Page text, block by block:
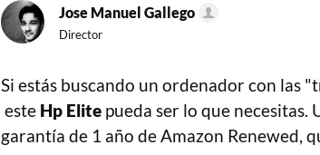
Jose Manuel Gallego
Director
Si estás buscando un ordenador con las
este Hp Elite pueda ser lo que
garantía de 1 año de Amazon Renewed,